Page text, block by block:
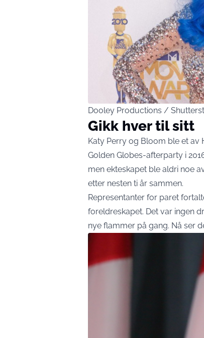
Dooley Productions /
Gikk hver til sitt
Katy Perry og Bloom ble et
Golden Globes-afterparty i
men ekteskapet ble aldri noe
etter nesten ti år sammen.
Representanter for paret
foreldreskapet. Det var ingen
nye flammer på gang. Nå ser